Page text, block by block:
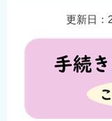
更新日：